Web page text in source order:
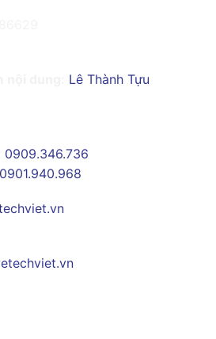
Lê Thành Tựu
0909.346.736
0901.940.968